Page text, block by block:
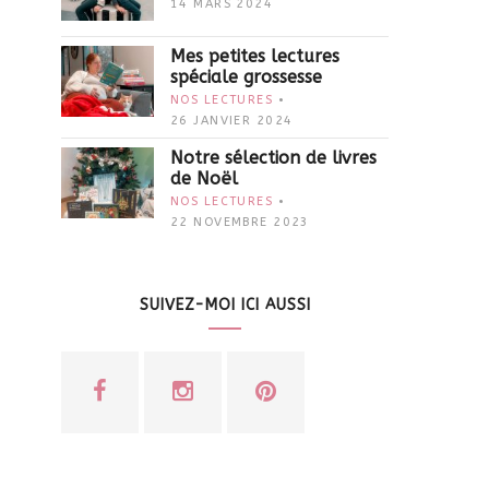
14 MARS 2024
Mes petites lectures
spéciale grossesse
NOS LECTURES
26 JANVIER 2024
Notre sélection de livres
de Noël
NOS LECTURES
22 NOVEMBRE 2023
SUIVEZ-MOI ICI AUSSI